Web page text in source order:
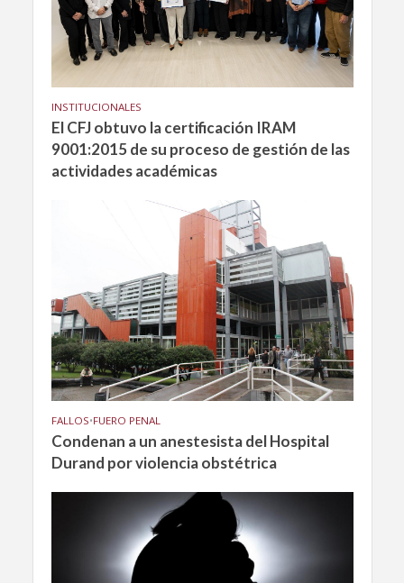
INSTITUCIONALES
El CFJ obtuvo la certificación IRAM
9001:2015 de su proceso de gestión de las
actividades académicas
FALLOS•FUERO PENAL
Condenan a un anestesista del Hospital
Durand por violencia obstétrica